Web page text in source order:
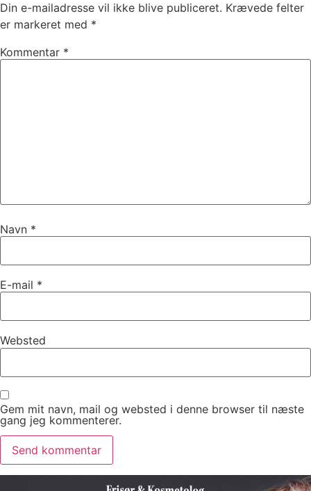
Din e-mailadresse vil ikke blive publiceret. Krævede felter
er markeret med *
Kommentar *
Navn *
E-mail *
Websted
Gem mit navn, mail og websted i denne browser til næste
gang jeg kommenterer.